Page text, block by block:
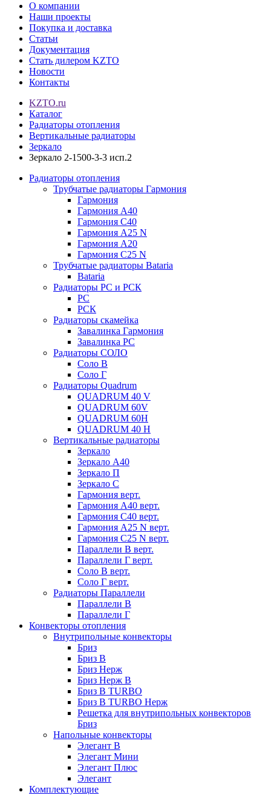
О компании
Наши проекты
Покупка и доставка
Статьи
Документация
Стать дилером KZTO
Новости
Контакты
KZTO.ru
Каталог
Радиаторы отопления
Вертикальные радиаторы
Зеркало
Зеркало 2-1500-3-3 исп.2
Радиаторы отопления
Трубчатые радиаторы Гармония
Гармония
Гармония А40
Гармония С40
Гармония А25 N
Гармония А20
Гармония С25 N
Трубчатые радиаторы Bataria
Bataria
Радиаторы РС и РСК
РС
РСК
Радиаторы скамейка
Завалинка Гармония
Завалинка РС
Радиаторы СОЛО
Соло В
Соло Г
Радиаторы Quadrum
QUADRUM 40 V
QUADRUM 60V
QUADRUM 60H
QUADRUM 40 H
Вертикальные радиаторы
Зеркало
Зеркало А40
Зеркало П
Зеркало С
Гармония верт.
Гармония А40 верт.
Гармония С40 верт.
Гармония А25 N верт.
Гармония С25 N верт.
Параллели В верт.
Параллели Г верт.
Соло В верт.
Соло Г верт.
Радиаторы Параллели
Параллели В
Параллели Г
Конвекторы отопления
Внутрипольные конвекторы
Бриз
Бриз В
Бриз Нерж
Бриз Нерж В
Бриз В TURBO
Бриз В TURBO Нерж
Решетка для внутрипольных конвекторов
Бриз
Напольные конвекторы
Элегант В
Элегант Мини
Элегант Плюс
Элегант
Комплектующие